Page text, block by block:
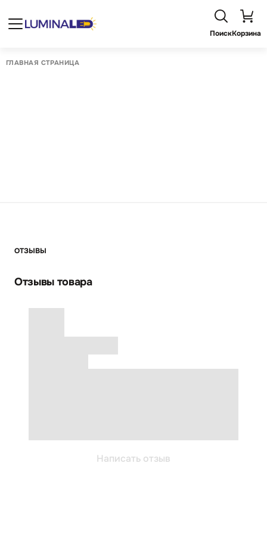
ПоискКорзина
ГЛАВНАЯ СТРАНИЦА
ОТЗЫВЫ
Отзывы товара
Написать отзыв